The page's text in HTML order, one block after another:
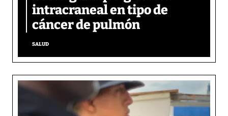
intracraneal en tipo de
cáncer de pulmón
SALUD